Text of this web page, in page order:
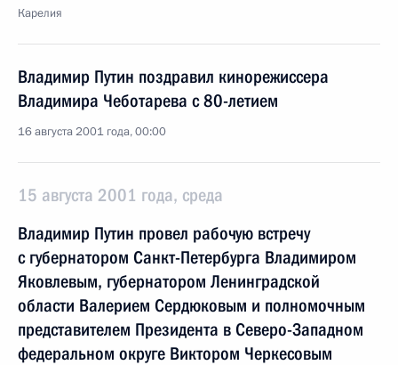
Карелия
Владимир Путин поздравил кинорежиссера
Владимира Чеботарева с 80-летием
16 августа 2001 года, 00:00
15 августа 2001 года, среда
Владимир Путин провел рабочую встречу
с губернатором Санкт-Петербурга Владимиром
Яковлевым, губернатором Ленинградской
области Валерием Сердюковым и полномочным
представителем Президента в Северо-Западном
федеральном округе Виктором Черкесовым